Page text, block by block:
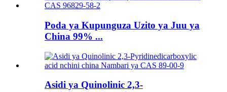
Poda ya Kupunguza Uzito ya Juu ya
China 99% ...
Asidi ya Quinolinic 2,3-